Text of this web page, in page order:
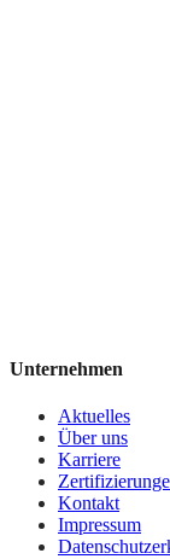
Unternehmen
Aktuelles
Über uns
Karriere
Kontakt
Impressum